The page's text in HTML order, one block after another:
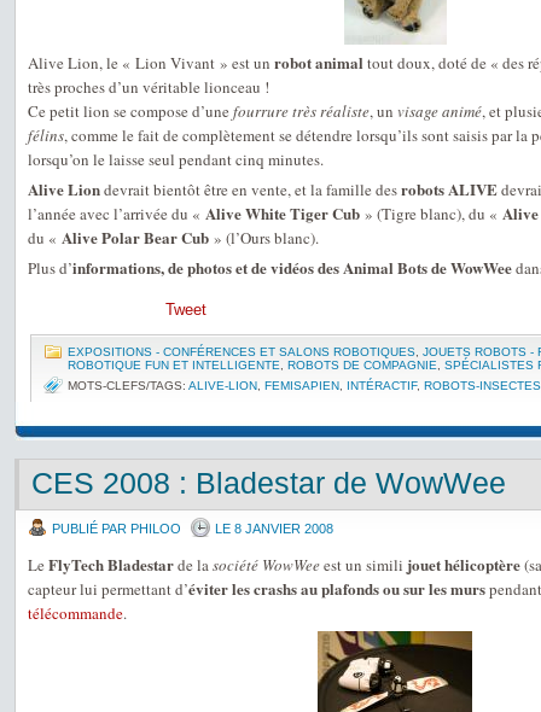
Alive Lion, le « Lion Vivant » est un robot animal tout doux, doté de « des
très proches d’un véritable lionceau !
Ce petit lion se compose d’une fourrure très réaliste, un visage animé, et
félins, comme le fait de complètement se détendre lorsqu’ils sont saisis par la
lorsqu’on le laisse seul pendant cinq minutes.
Alive Liondevrait bientôt être en vente, et la famille desrobots ALIVE
l’année avec l’arrivée du « Alive White Tiger Cub » (Tigre blanc), du « Alive
du « Alive Polar Bear Cub » (l’Ours blanc).
Plus d’informations, de photos et de vidéos des Animal Bots de WowWee
Tweet
EXPOSITIONS - CONFÉRENCES ET SALONS ROBOTIQUES JOUETS ROBOTS -
ROBOTIQUE FUN ET INTELLIGENTE
ROBOTS DE COMPAGNIE
SPÉCIALISTES
MOTS-CLEFS/TAGS: ALIVE-LION FEMISAPIEN INTÉRACTIF, ROBOTS-INSECTES
CES 2008 : Bladestar de WowWee
PUBLIÉ PAR PHILOO LE 8 JANVIER 2008
Le FlyTech Bladestarde lasociété WowWeeest un simili jouet hélicoptère
capteur lui permettant d’éviter les crashs au plafonds ou sur les murs
télécommande.